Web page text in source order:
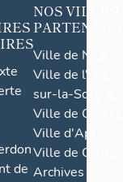
de
NOS VILLES
Ville de Nice
Ville de l'Isle-
sur-la-Sorgue
Ville de Grasse
Ville d'Apt
Ville de
Archives